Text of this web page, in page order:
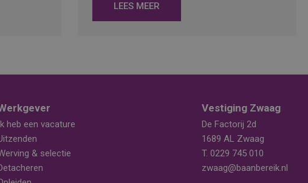
LEES MEER
heb een vacature
& selectie
Vestiging Zwaag
De Factorij 2d
1689 AL Zwaag
T. 0229 745 010
zwaag@baanbereik.nl